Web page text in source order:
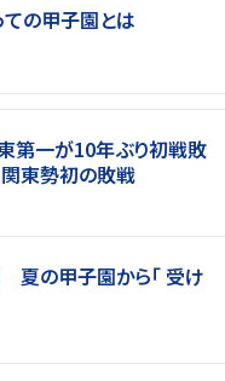
の甲子園とは
第一が10年ぶり初戦敗
東勢初の敗戦
の甲子園から「 受け